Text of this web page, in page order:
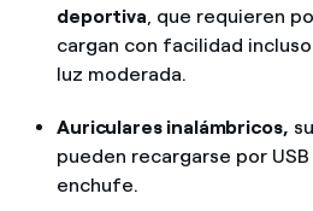
deportiva, que requieren
cargan con facilidad
luz moderada.
Auriculares inalámbricos,
pueden recargarse por
enchufe.